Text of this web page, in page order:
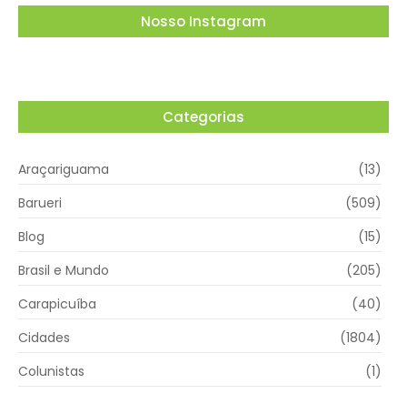
Nosso Instagram
Categorias
Araçariguama
(13)
Barueri
(509)
Blog
(15)
Brasil e Mundo
(205)
Carapicuíba
(40)
Cidades
(1804)
Colunistas
(1)